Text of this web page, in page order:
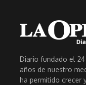
Diario fundado el
años de nuestro
ha permitido crecer